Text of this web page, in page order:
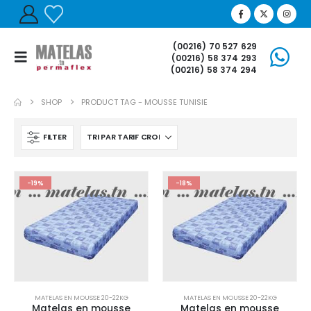
(00216) 70 527 629
(00216) 58 374 293
(00216) 58 374 294
SHOP PRODUCT TAG - MOUSSE TUNISIE
FILTER
-19%
MATELAS EN MOUSSE 20-22KG
-18%
MATELAS EN MOUSSE 20-22KG